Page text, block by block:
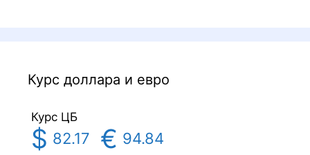
Курс доллара и евро
Курс ЦБ
$ 82.17 € 94.84